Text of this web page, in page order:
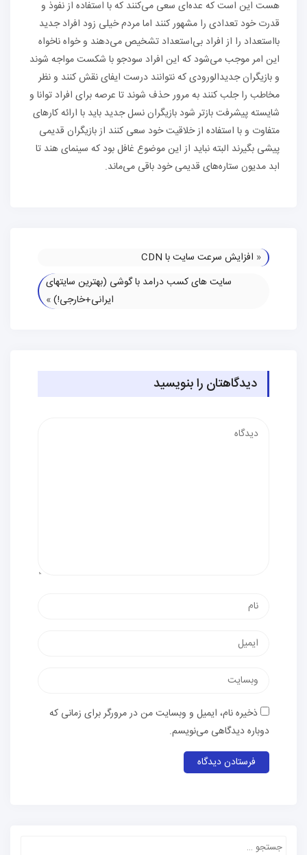
هست این است که عده‌ای سعی می‌کنند که با استفاده از نفوذ و
قدرت خود تعدادی را مشهور کنند اما مردم خیلی زود افراد جدید
بااستعداد را از افراد بی‌استعداد تشخیص می‌دهند و خواه نا‌خواه
این امر موجب می‌شود که این افراد سودجو با شکست مواجه شوند
و بازیگران جدیدالورودی که نتوانند درست ایفای نقش کنند و نظر
مخاطب را جلب کنند به مرور حذف شوند تا عرصه برای افراد توانا و
شایسته پیشرفت بازتر شود بازیگران نسل جدید باید با ارائه کارهای
متفاوت و با استفاده از خلاقیت خود سعی کنند از بازیگران قدیمی
پیشی بگیرند البته نباید از این موضوع غافل بود که سینمای هند تا
ابد مدیون ستاره‌های قدیمی خود باقی می‌ماند.
« افزایش سرعت سایت با CDN
سایت های کسب درامد با گوشی (بهترین سایتهای
ایرانی+خارجی!)»
دیدگاهتان را بنویسید
ذخیره نام، ایمیل و وبسایت من در مرورگر برای زمانی که
دوباره دیدگاهی می‌نویسم.